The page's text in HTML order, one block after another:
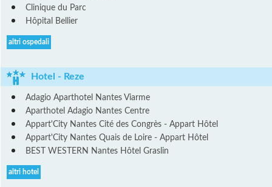
Clinique du Parc
Hôpital Bellier
altri ospedali
Hotel - Reze
Adagio Aparthotel Nantes Viarme
Aparthotel Adagio Nantes Centre
Appart'City Nantes Cité des Congrès - Appart Hôtel
Appart'City Nantes Quais de Loire - Appart Hôtel
BEST WESTERN Nantes Hôtel Graslin
altri hotel